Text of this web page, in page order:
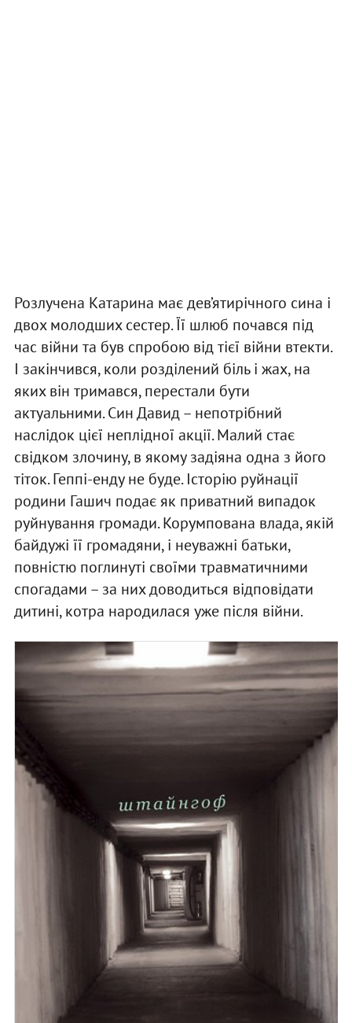
Розлучена Катарина має дев’ятирічного сина і
двох молодших сестер. Її шлюб почався під
час війни та був спробою від тієї війни втекти.
І закінчився, коли розділений біль і жах, на
яких він тримався, перестали бути
актуальними. Син Давид – непотрібний
наслідок цієї неплідної акції. Малий стає
свідком злочину, в якому задіяна одна з його
тіток. Геппі-енду не буде. Історію руйнації
родини Гашич подає як приватний випадок
руйнування громади. Корумпована влада, якій
байдужі її громадяни, і неуважні батьки,
повністю поглинуті своїми травматичними
спогадами – за них доводиться відповідати
дитині, котра народилася уже після війни.